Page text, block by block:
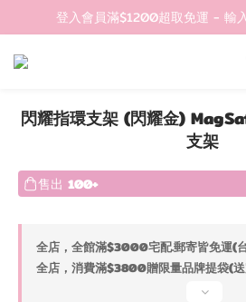
登入會員滿$1200超取免運 - 輸
登入會員滿$1200超取免運 - 輸
歡迎首購!滿1000全館95
閃耀指環支架 (閃耀金)
支架
售出 100+
全店，全館滿$3000宅配.郵寄皆免運(
全店，消費滿$3800贈限量品牌提袋(